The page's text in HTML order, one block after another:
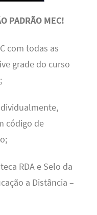
PADRÃO MEC!
com todas as
grade do curso
código de
RDA e Selo da
a Distância –